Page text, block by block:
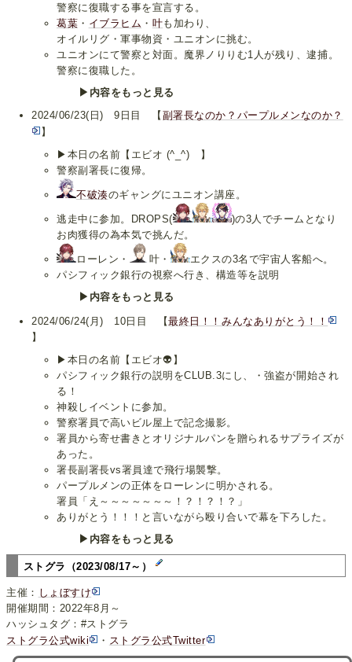
警察に復職する事を宣言する。
葛葉 ・ イブラヒム ・ 叶も加わり、
オイルリグ・軍事物資・ユニオンに挑む。
ユニオンにて警察と対面。魔界ノりりむ1人が残り、逮捕。
警察に復職した。
▶内容をもっと見る
2024/06/23(日) 9日目 【 副署長なのか？パープルメンなのか？
】
▶本日の名前【エビオ (^_^)ゞ】
警察副署長に復帰。
不破湊のギャングにユニオン講座。
逃走中に参加。DROPS(
)の3人でチームとなり
お肉獲得の為本気で挑んだ。
ローレン・ 叶・
エクスの3名で宇宙人客船へ。
パシフィック銀行の視察へ行き、構造等を説明
▶内容をもっと見る
2024/06/24(月) 10日目 【最終日！！みんなありがとう！！
】
▶本日の名前【エビオ👽】
パシフィック銀行の説明をCLUB.3にし、・強盗が開始され
る！
神殺しイベントに参加。
警察署員で高いビル屋上で記念撮影。
署員から寄せ書きとオリジナルパンを贈られるサプライズが
あった。
署長副署長vs署員達で飛行場襲撃。
パープルメンの正体をローレンに明かされる。
署員「え～～～～～～～！？！？！？」
ありがとう！！！と言いながら殴り合いで幕を下ろした。
▶内容をもっと見る
ストグラ（2023/08/17～）
主催： しょぼすけ
開催期間：2022年8月～
ハッシュタグ：#ストグラ
ストグラ公式wiki
・ ストグラ公式Twitter